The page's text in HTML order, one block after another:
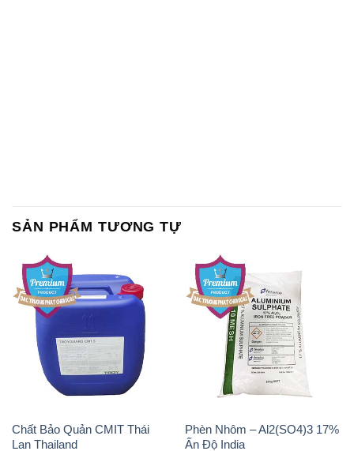
Chất Bảo Quản CMIT Thái
Lan Thailand
Phèn Nhôm – Al2(SO4)3 17%
Ấn Độ India